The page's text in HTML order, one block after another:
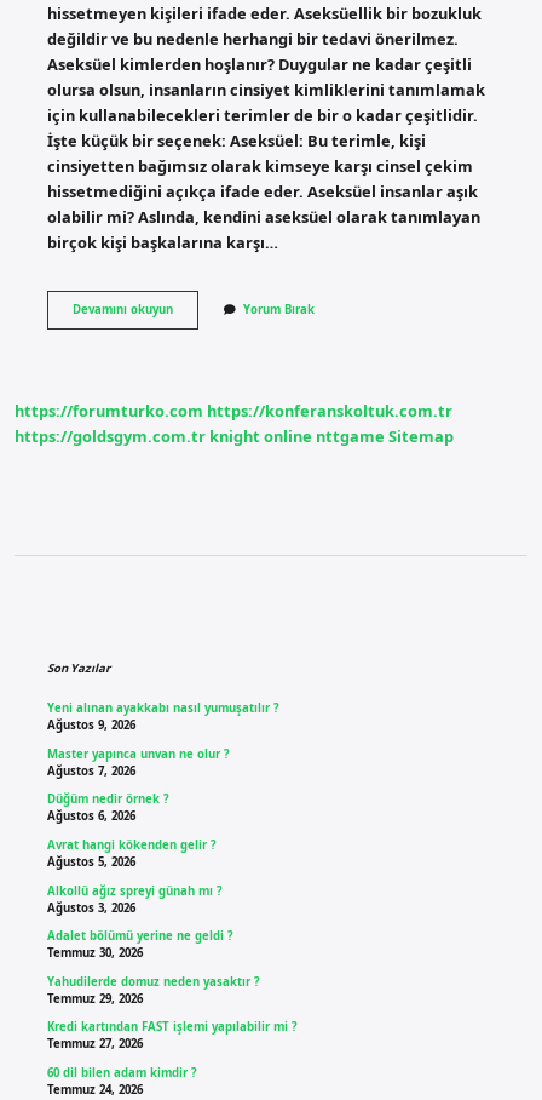
hissetmeyen kişileri ifade eder. Aseksüellik bir bozukluk
değildir ve bu nedenle herhangi bir tedavi önerilmez.
Aseksüel kimlerden hoşlanır? Duygular ne kadar çeşitli
olursa olsun, insanların cinsiyet kimliklerini tanımlamak
için kullanabilecekleri terimler de bir o kadar çeşitlidir.
İşte küçük bir seçenek: Aseksüel: Bu terimle, kişi
cinsiyetten bağımsız olarak kimseye karşı cinsel çekim
hissetmediğini açıkça ifade eder. Aseksüel insanlar aşık
olabilir mi? Aslında, kendini aseksüel olarak tanımlayan
birçok kişi başkalarına karşı…
Devamını okuyunAseksüel
Genetik
Yorum Bırak
https://forumturko.com https://konferanskoltuk.com.tr
https://goldsgym.com.tr knight online nttgame Sitemap
Son Yazılar
Yeni alınan ayakkabı nasıl yumuşatılır ?
Ağustos 9, 2026
Master yapınca unvan ne olur ?
Ağustos 7, 2026
Düğüm nedir örnek ?
Ağustos 6, 2026
Avrat hangi kökenden gelir ?
Ağustos 5, 2026
Alkollü ağız spreyi günah mı ?
Ağustos 3, 2026
Adalet bölümü yerine ne geldi ?
Temmuz 30, 2026
Yahudilerde domuz neden yasaktır ?
Temmuz 29, 2026
Kredi kartından FAST işlemi yapılabilir mi ?
Temmuz 27, 2026
60 dil bilen adam kimdir ?
Temmuz 24, 2026